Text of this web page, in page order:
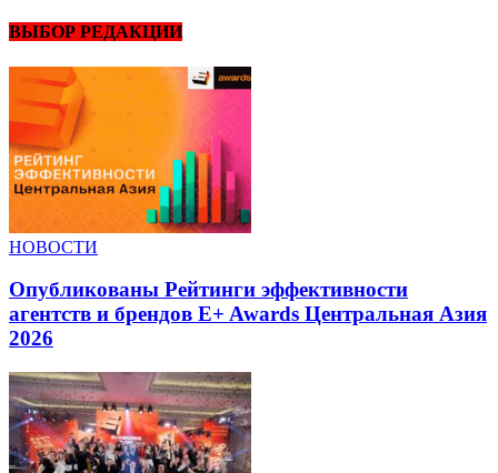
ВЫБОР РЕДАКЦИИ
НОВОСТИ
Опубликованы Рейтинги эффективности
агентств и брендов E+ Awards Центральная Азия
2026